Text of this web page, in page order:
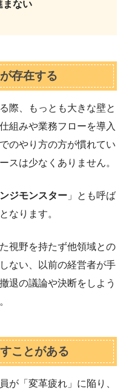
まない
存在する
際、もっとも大きな壁と
組みや業務フローを導入
のやり方の方が慣れてい
スは少なくありません。
ジモンスター 」とも呼ば
なります。
視野を持たず他領域との
ない、以前の経営者が手
退の議論や決断をしよう
ことがある
が「変革疲れ」に陥り、